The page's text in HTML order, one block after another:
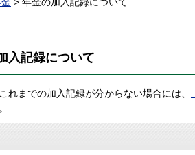
入記録について
れまでの加入記録が分からない場合には、